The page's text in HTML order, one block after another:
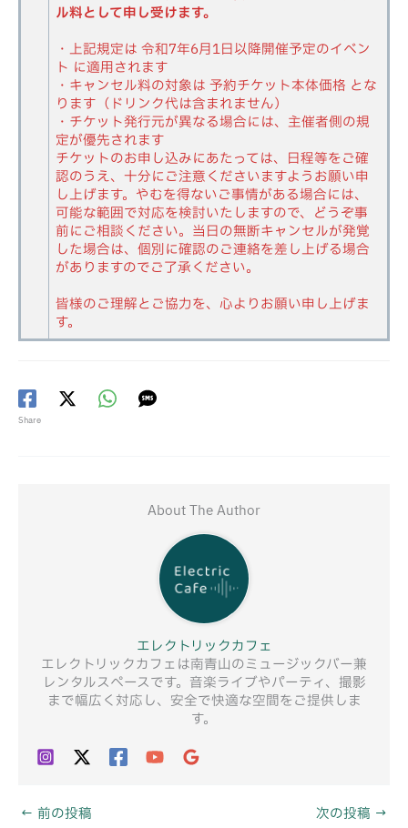
ル料として申し受けます。
・上記規定は 令和7年6月1日以降開催予定のイベン
ト に適用されます
・キャンセル料の対象は 予約チケット本体価格 とな
ります（ドリンク代は含まれません）
・チケット発行元が異なる場合には、主催者側の規
定が優先されます
チケットのお申し込みにあたっては、日程等をご確
認のうえ、十分にご注意くださいますようお願い申
し上げます。やむを得ないご事情がある場合には、
可能な範囲で対応を検討いたしますので、どうぞ事
前にご相談ください。当日の無断キャンセルが発覚
した場合は、個別に確認のご連絡を差し上げる場合
がありますのでご了承ください。
皆様のご理解とご協力を、心よりお願い申し上げま
す。
Share
About The Author
エレクトリックカフェ
エレクトリックカフェは南青山のミュージックバー兼
レンタルスペースです。音楽ライブやパーティ、撮影
まで幅広く対応し、安全で快適な空間をご提供しま
す。
← 前の投稿 次の投稿 →